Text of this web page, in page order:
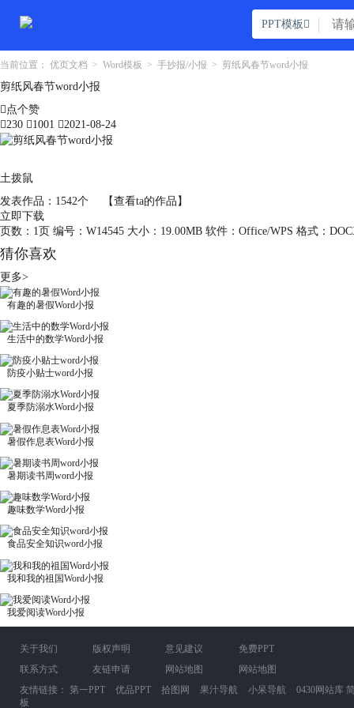
PPT模板 
当前位置： 优页文档 > Word模板 > 手抄报/小报 > 剪纸风春节word小报
剪纸风春节word小报
点个赞
230 1001 2021-08-24
土拨鼠
发表作品：1542个
【查看ta的作品】
立即下载
页数：1页 编号：W14545 大小：19.00MB 软件：Office/WPS 格式：
猜你喜欢
更多>
有趣的暑假Word小报
生活中的数学Word小报
防疫小贴士word小报
夏季防溺水Word小报
暑假作息表Word小报
暑期读书周word小报
趣味数学Word小报
食品安全知识word小报
我和我的祖国Word小报
我爱阅读Word小报
关于我们
联系方式
版权声明
友链申请
意见建议
网站地图
免费PPT
网站地图
友情链接： 第一PPT 优品PPT 拾图网 果汁导航 小呆导航 0430网站库
板